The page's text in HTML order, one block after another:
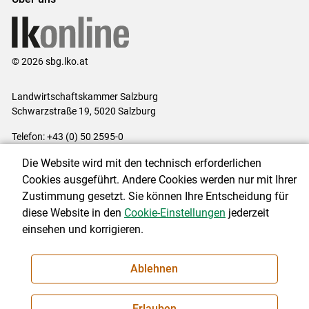
© 2026 sbg.lko.at
Landwirtschaftskammer Salzburg
Schwarzstraße 19, 5020 Salzburg
Telefon: +43 (0) 50 2595-0
Impressum|Kontakt|Datenschutzerklärung|Barrierefreiheit|
Cookie-Einstellungen
NEWSLETTER
Die Website wird mit den technisch erforderlichen
Cookies ausgeführt. Andere Cookies werden nur mit Ihrer
Zustimmung gesetzt. Sie können Ihre Entscheidung für
diese Website in den Cookie-Einstellungen jederzeit
einsehen und korrigieren.
Ablehnen